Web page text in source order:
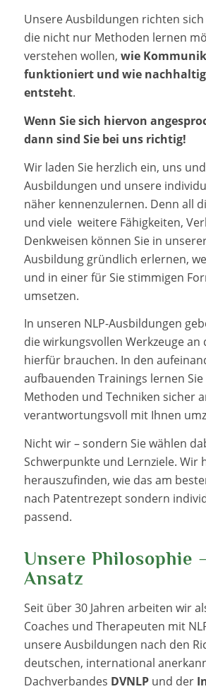
Unsere Ausbildungen richten
die nicht nur Methoden lernen
verstehen wollen, wie
funktioniert und wie
entsteht.
Wenn Sie sich hiervon
dann sind Sie bei uns richtig!
Wir laden Sie herzlich ein, uns
Ausbildungen und unsere
näher kennenzulernen. Denn all
und viele weitere Fähigkeiten,
Denkweisen können Sie in
Ausbildung gründlich erlernen,
und in einer für Sie stimmigen
umsetzen.
In unseren NLP-Ausbildungen
die wirkungsvollen Werkzeuge an
hierfür brauchen. In den
aufbauenden Trainings lernen Sie
Methoden und Techniken sicher
verantwortungsvoll mit Ihnen
Nicht wir – sondern Sie wählen
Schwerpunkte und Lernziele. Wir
herauszufinden, wie das am
nach Patentrezept sondern
passend.
Unsere Philosophie
Ansatz
Seit über 30 Jahren arbeiten wir
Coaches und Therapeuten mit
unsere Ausbildungen nach den
deutschen, international
Dachverbandes DVNLPund der